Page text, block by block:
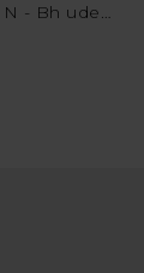
Elasti Cross Plus Cotton N - Bh uden bøjle - Hvid